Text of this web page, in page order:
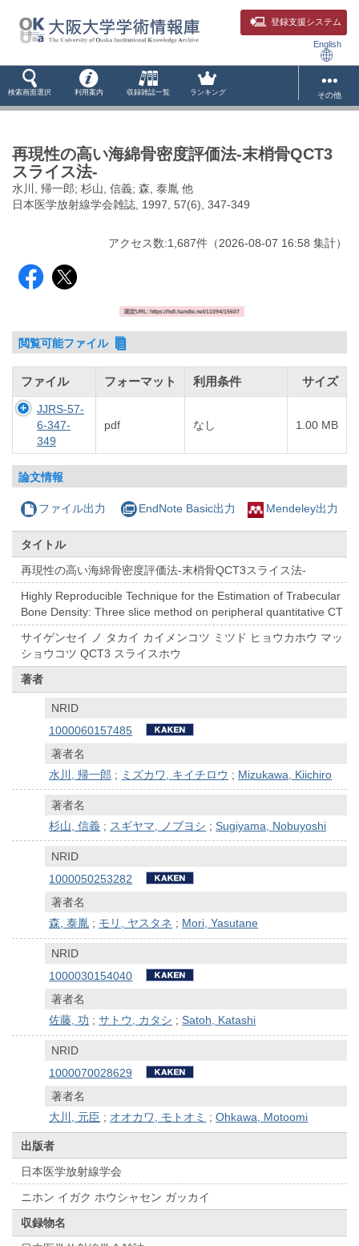
登録支援システム
English
検索画面選択 利用案内 収録雑誌一覧 ランキング その他
再現性の高い海綿骨密度評価法-末梢骨QCT3
スライス法-
水川, 帰一郎; 杉山, 信義; 森, 泰胤 他
日本医学放射線学会雑誌, 1997, 57(6), 347-349
アクセス数:1,687件 （2026-08-07 16:58 集計）
固定URL: https://hdl.handle.net/11094/15607
閲覧可能ファイル
ファイル フォーマット 利用条件 サイズ
JJRS-57-
6-347-
349
pdf なし 1.00 MB
論文情報
ファイル出力 EndNote Basic出力 Mendeley出力
タイトル
再現性の高い海綿骨密度評価法-末梢骨QCT3スライス法-
Highly Reproducible Technique for the Estimation of Trabecular
Bone Density: Three slice method on peripheral quantitative CT
サイゲンセイ ノ タカイ カイメンコツ ミツド ヒョウカホウ マッ
ショウコツ QCT3 スライスホウ
著者
NRID
1000060157485
著者名
水川, 帰一郎 ; ミズカワ, キイチロウ ; Mizukawa, Kiichiro
著者名
杉山, 信義 ; スギヤマ, ノブヨシ ;Sugiyama, Nobuyoshi
NRID
1000050253282
著者名
森, 泰胤 ; モリ, ヤスタネ ; Mori, Yasutane
NRID
1000030154040
著者名
佐藤, 功 ;サトウ, カタシ ;Satoh, Katashi
NRID
1000070028629
著者名
大川, 元臣 ; オオカワ, モトオミ ;Ohkawa, Motoomi
出版者
日本医学放射線学会
ニホン イガク ホウシャセン ガッカイ
収録物名